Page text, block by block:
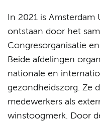
In 2021 is
ontstaan door het
Congresorganisatie
Beide afdelingen
nationale en
gezondheidszorg. Ze
medewerkers als
winstoogmerk. Door